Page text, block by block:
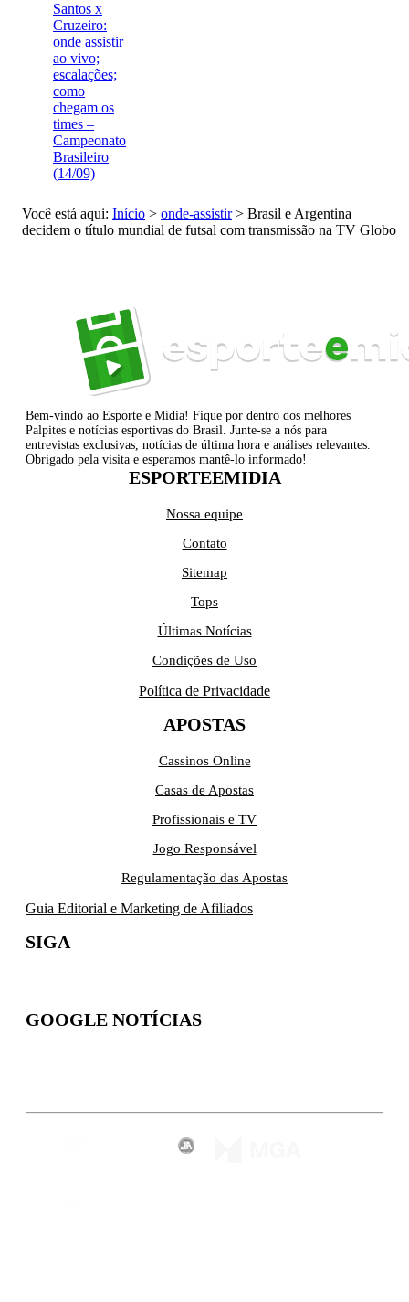
Santos x
Cruzeiro:
onde assistir
ao vivo;
escalações;
como
chegam os
times –
Campeonato
Brasileiro
(14/09)
Você está aqui: Início > onde-assistir> Brasil e Argentina
decidem o título mundial de futsal com transmissão na TV Globo
Bem-vindo ao Esporte e Mídia! Fique por dentro dos melhores
Palpites e notícias esportivas do Brasil. Junte-se a nós para
entrevistas exclusivas, notícias de última hora e análises relevantes.
Obrigado pela visita e esperamos mantê-lo informado!
ESPORTEEMIDIA
Nossa equipe
Contato
Sitemap
Tops
Últimas Notícias
Condições de Uso
Política de Privacidade
APOSTAS
Cassinos Online
Casas de Apostas
Profissionais e TV
Jogo Responsável
Regulamentação das Apostas
Guia Editorial e Marketing de Afiliados
SIGA
GOOGLE NOTÍCIAS